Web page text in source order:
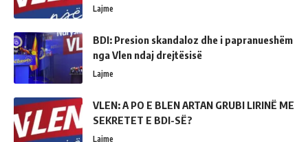
Lajme
BDI: Presion skandaloz dhe i papranueshëm
nga Vlen ndaj drejtësisë
Lajme
VLEN: A PO E BLEN ARTAN GRUBI LIRINË ME
SEKRETET E BDI-SË?
Lajme